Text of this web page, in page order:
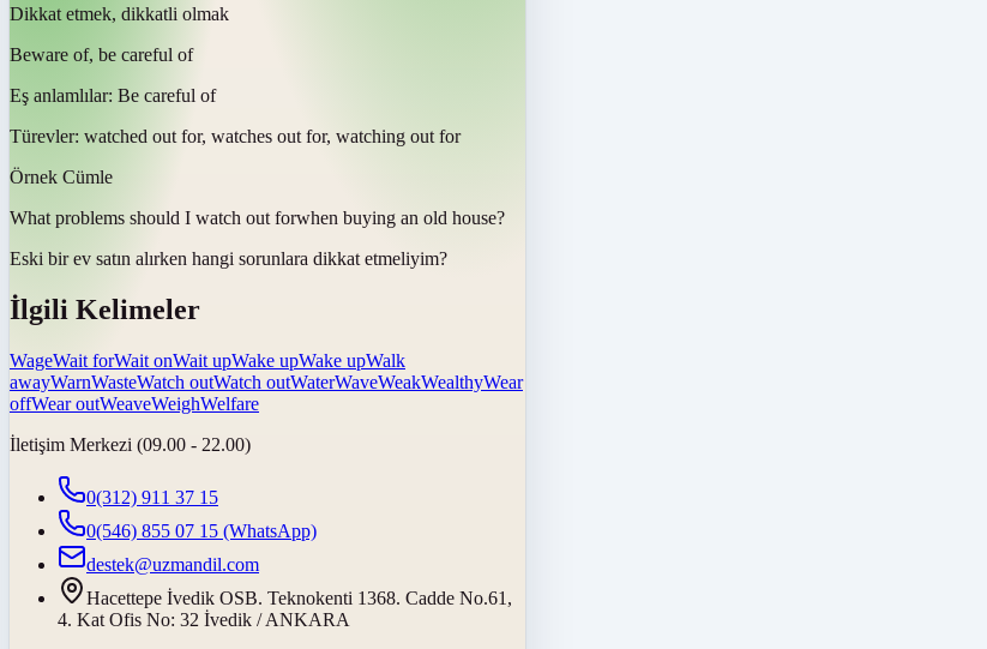
Dikkat etmek, dikkatli olmak
Beware of, be careful of
Eş anlamlılar: Be careful of
Türevler: watched out for, watches out for, watching out for
Örnek Cümle
What problems should I watch out forwhen buying an old house?
Eski bir ev satın alırken hangi sorunlara dikkat etmeliyim?
İlgili Kelimeler
WageWait forWait onWait upWake upWake upWalk
awayWarnWasteWatch outWatch outWaterWaveWeakWealthyWear
offWear outWeaveWeighWelfare
İletişim Merkezi (09.00 - 22.00)
0(312) 911 37 15
0(546) 855 07 15 (WhatsApp)
destek@uzmandil.com
Hacettepe İvedik OSB. Teknokenti 1368. Cadde No.61,
4. Kat Ofis No: 32 İvedik / ANKARA